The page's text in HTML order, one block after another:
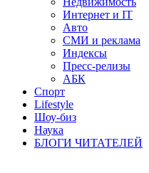
Интернет и IT
Авто
СМИ и реклама
Индексы
Пресс-релизы
АБК
Спорт
Lifestyle
Шоу-биз
Наука
БЛОГИ ЧИТАТЕЛЕЙ